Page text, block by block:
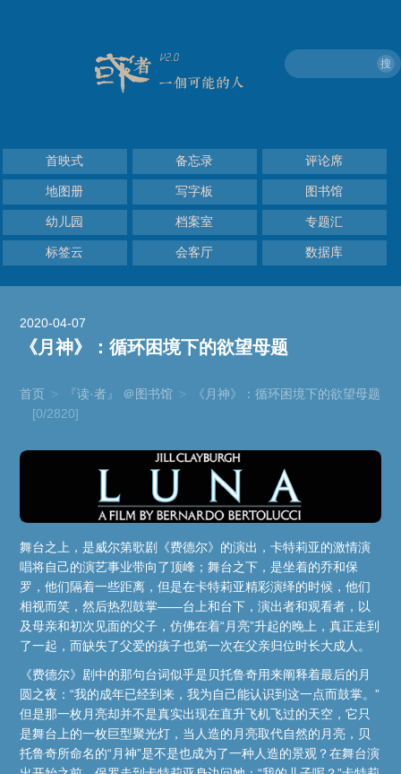
搜
首映式 备忘录 评论席
地图册 写字板 图书馆
幼儿园 档案室 专题汇
标签云 会客厅 数据库
2020-04-07
《月神》：循环困境下的欲望母题
首页 > 『读·者』 ＠图书馆 >
《月神》：循环困境下的欲望母题
[0/2820]
舞台之上，是威尔第歌剧《费德尔》的演出，卡特莉亚的激情演
唱将自己的演艺事业带向了顶峰；舞台之下，是坐着的乔和保
罗，他们隔着一些距离，但是在卡特莉亚精彩演绎的时候，他们
相视而笑，然后热烈鼓掌——台上和台下，演出者和观看者，以
及母亲和初次见面的父子，仿佛在着“月亮”升起的晚上，真正走到
了一起，而缺失了父爱的孩子也第一次在父亲归位时长大成人。
《费德尔》剧中的那句台词似乎是贝托鲁奇用来阐释着最后的月
圆之夜：“我的成年已经到来，我为自己能认识到这一点而鼓掌。”
但是那一枚月亮却并不是真实出现在直升飞机飞过的天空，它只
是舞台上的一枚巨型聚光灯，当人造的月亮取代自然的月亮，贝
托鲁奇所命名的“月神”是不是也成为了一种人造的景观？在舞台演